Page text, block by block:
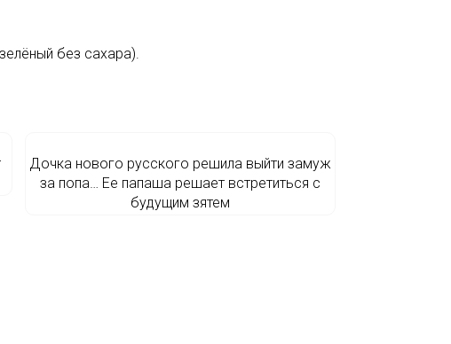
без сахара).
Дочка нового русского решила выйти замуж
за попа… Ее папаша решает встретиться с
будущим зятем